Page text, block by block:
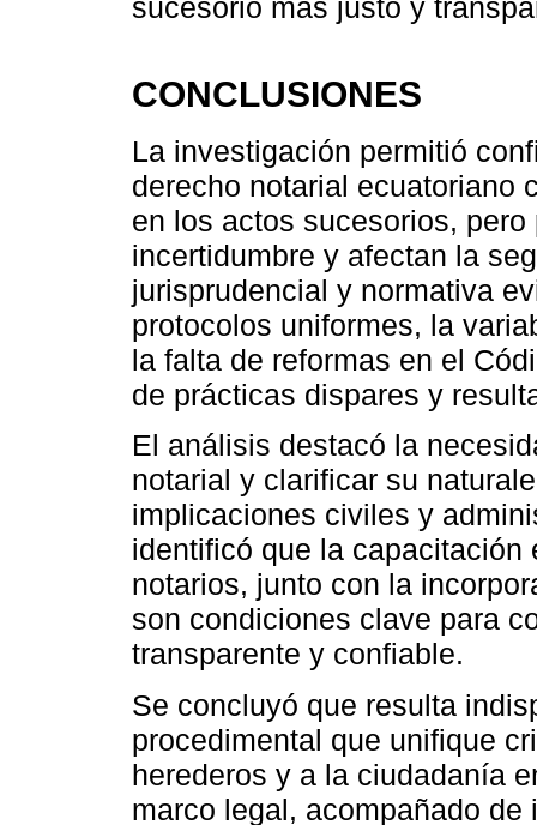
sucesorio más justo y
CONCLUSIONES
La investigación permitió
derecho notarial ecuatoriano
en los actos sucesorios,
incertidumbre y afectan la
jurisprudencial y normativa
protocolos uniformes, la
la falta de reformas en el
de prácticas dispares y
El análisis destacó la
notarial y clarificar su
implicaciones civiles y
identificó que la
notarios, junto con la
son condiciones clave para
transparente y confiable.
Se concluyó que resulta
procedimental que unifique
herederos y a la ciudadanía
marco legal, acompañado